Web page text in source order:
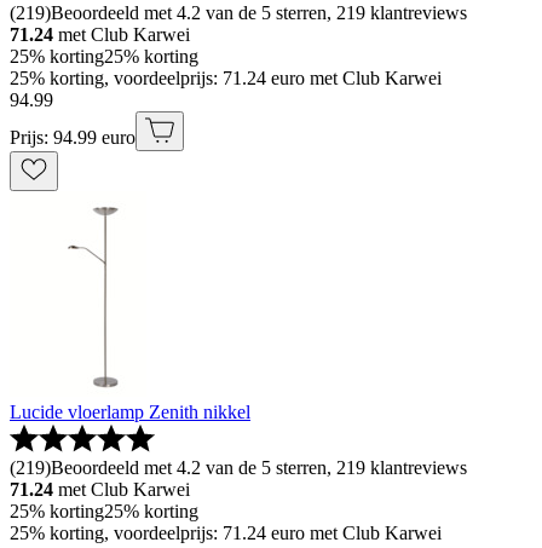
(219)Beoordeeld met 4.2 van de 5 sterren, 219 klantreviews
71.24 met Club Karwei
25% korting25% korting
25% korting, voordeelprijs: 71.24 euro met Club Karwei
94.99
Prijs: 94.99 euro
Lucide vloerlamp Zenith nikkel
(219)Beoordeeld met 4.2 van de 5 sterren, 219 klantreviews
71.24 met Club Karwei
25% korting25% korting
25% korting, voordeelprijs: 71.24 euro met Club Karwei